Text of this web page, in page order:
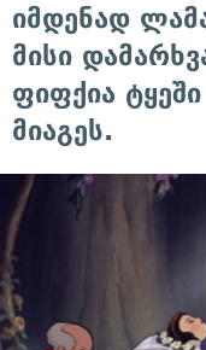
იმდენად
მისი
ფიფქია
მიაგეს.